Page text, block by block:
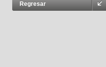
Regresar